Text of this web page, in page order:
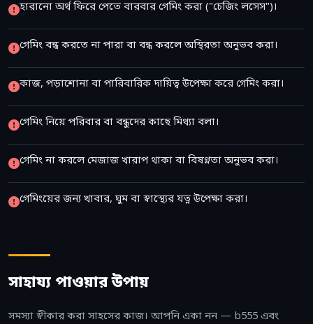
হারানো অর্থ ফিরে পেতে বারবার গেমিং করা ("চেজিং লসেস")।
গেমিং বন্ধ করতে না পারা বা বন্ধ করলে অস্থিরতা অনুভব করা।
কাজ, পড়াশোনা বা পারিবারিক দায়িত্ব উপেক্ষা করে গেমিং করা।
গেমিং নিয়ে পরিবার বা বন্ধুদের কাছে মিথ্যা বলা।
গেমিং না করলে মেজাজ খারাপ থাকা বা বিষণ্নতা অনুভব করা।
গেমিংয়ের জন্য খাবার, ঘুম বা স্বাস্থ্যের যত্ন উপেক্ষা করা।
সাহায্য পাওয়ার উপায়
সমস্যা স্বীকার করা সাহসের কাজ। আপনি একা নন — b555 এবং